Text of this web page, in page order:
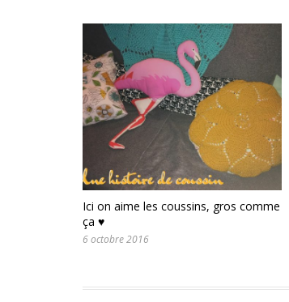
Ici on aime les coussins, gros comme
ça ♥
6 octobre 2016